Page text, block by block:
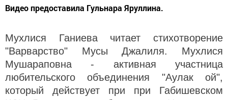
Видео предоставила Гульнара Яруллина.
Мухлися Ганиева читает стихотворение
"Варварство" Мусы Джалиля. Мухлися
Мушараповна - активная участница
любительского объединения "Аулак ой",
который действует при при Габишевском